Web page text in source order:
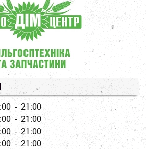
- 21:00
- 21:00
- 21:00
- 21:00